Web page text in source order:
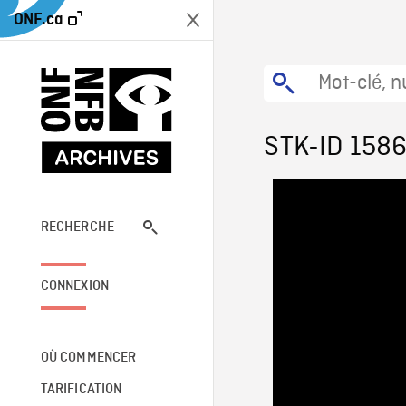
ONF.ca
RECHERCHE
CONNEXION
OÙ COMMENCER
TARIFICATION
STK-ID